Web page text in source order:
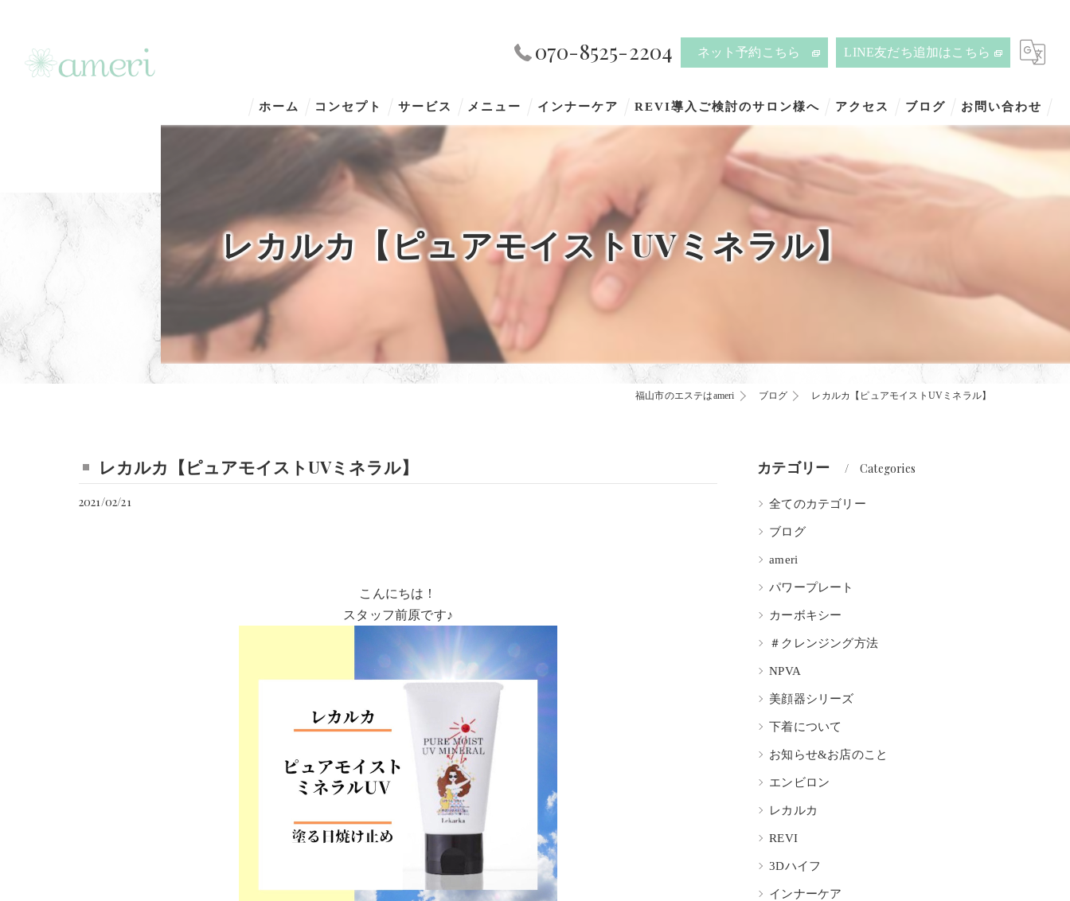
070-8525-2204 ネット予約こちら LINE友だち追加はこちら
ホーム コンセプト サービス メニュー インナーケア REVI導入ご検討のサロン様へ アクセス ブログ お問い合わせ
レカルカ【ピュアモイストUVミネラル】
福山市のエステはameri ブログ レカルカ【ピュアモイストUVミネラル】
レカルカ【ピュアモイストUVミネラル】
2021/02/21
こんにちは！
スタッフ前原です♪︎
カテゴリー Categories
全てのカテゴリー
ブログ
ameri
パワープレート
カーボキシー
＃クレンジング方法
NPVA
美顔器シリーズ
下着について
お知らせ&お店のこと
エンビロン
レカルカ
REVI
3Dハイフ
インナーケア